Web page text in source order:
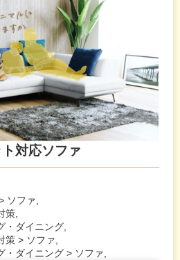
対応ソファ
ソファ,
策,
・ダイニング,
策 > ソファ,
・ダイニング > ソファ,